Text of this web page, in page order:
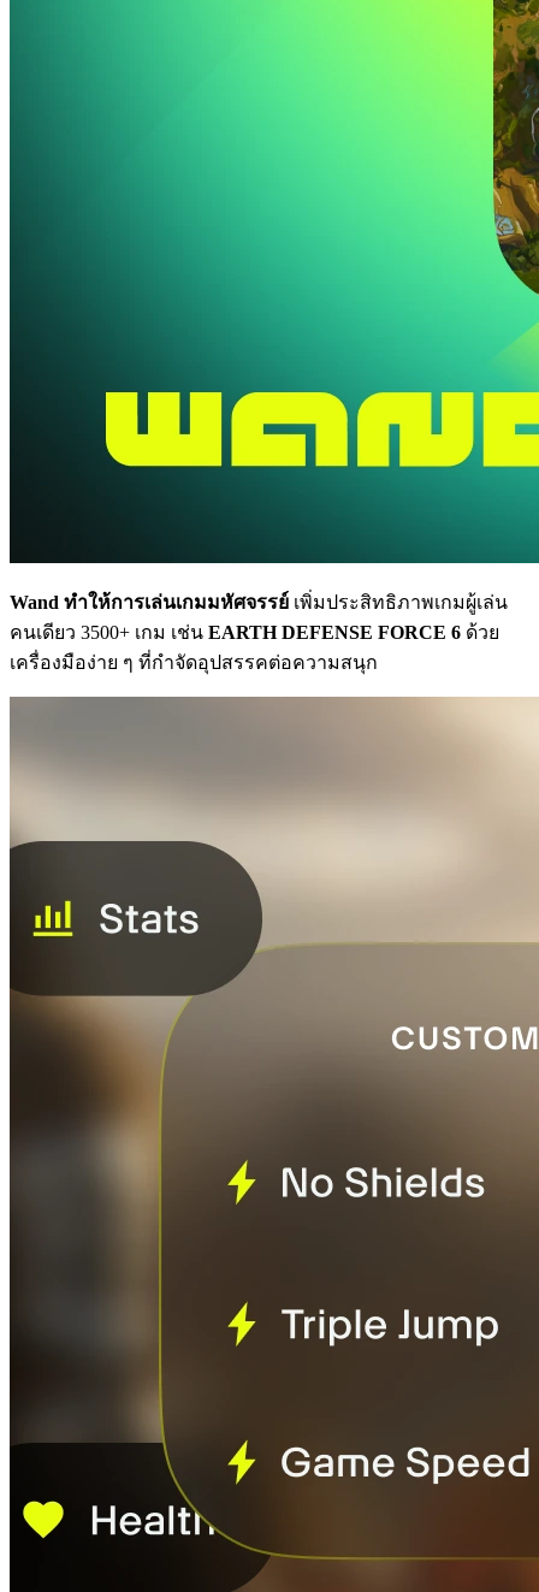
Wand ทำให้การเล่นเกมมหัศจรรย์ เพิ่มประสิทธิภาพเกมผู้เล่น
คนเดียว 3500+ เกม เช่น EARTH DEFENSE FORCE 6 ด้วย
เครื่องมือง่าย ๆ ที่กำจัดอุปสรรคต่อความสนุก